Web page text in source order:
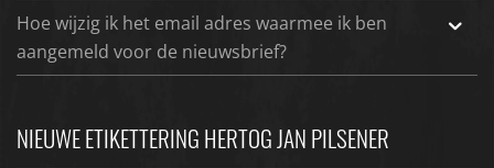
Hoe wijzig ik het email adres waarmee ik ben
aangemeld voor de nieuwsbrief?
NIEUWE ETIKETTERING HERTOG JAN PILSENER